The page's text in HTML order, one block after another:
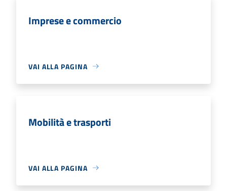
Imprese e commercio
VAI ALLA PAGINA
Mobilità e trasporti
VAI ALLA PAGINA